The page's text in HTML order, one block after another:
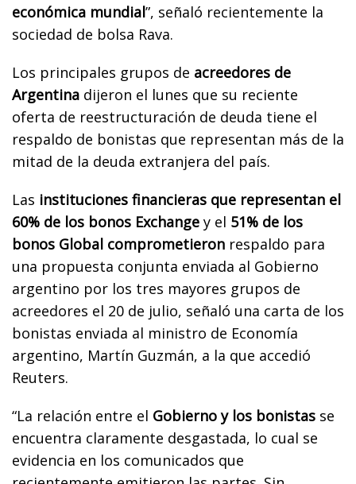
económica mundial”, señaló recientemente la
sociedad de bolsa Rava.
Los principales grupos de acreedores de
Argentina dijeron el lunes que su reciente
oferta de reestructuración de deuda tiene el
respaldo de bonistas que representan más de la
mitad de la deuda extranjera del país.
Las instituciones financieras que representan el
60% de los bonos Exchange y el 51% de los
bonos Global comprometieron respaldo para
una propuesta conjunta enviada al Gobierno
argentino por los tres mayores grupos de
acreedores el 20 de julio, señaló una carta de los
bonistas enviada al ministro de Economía
argentino, Martín Guzmán, a la que accedió
Reuters.
“La relación entre el Gobierno y los bonistas se
encuentra claramente desgastada, lo cual se
evidencia en los comunicados que